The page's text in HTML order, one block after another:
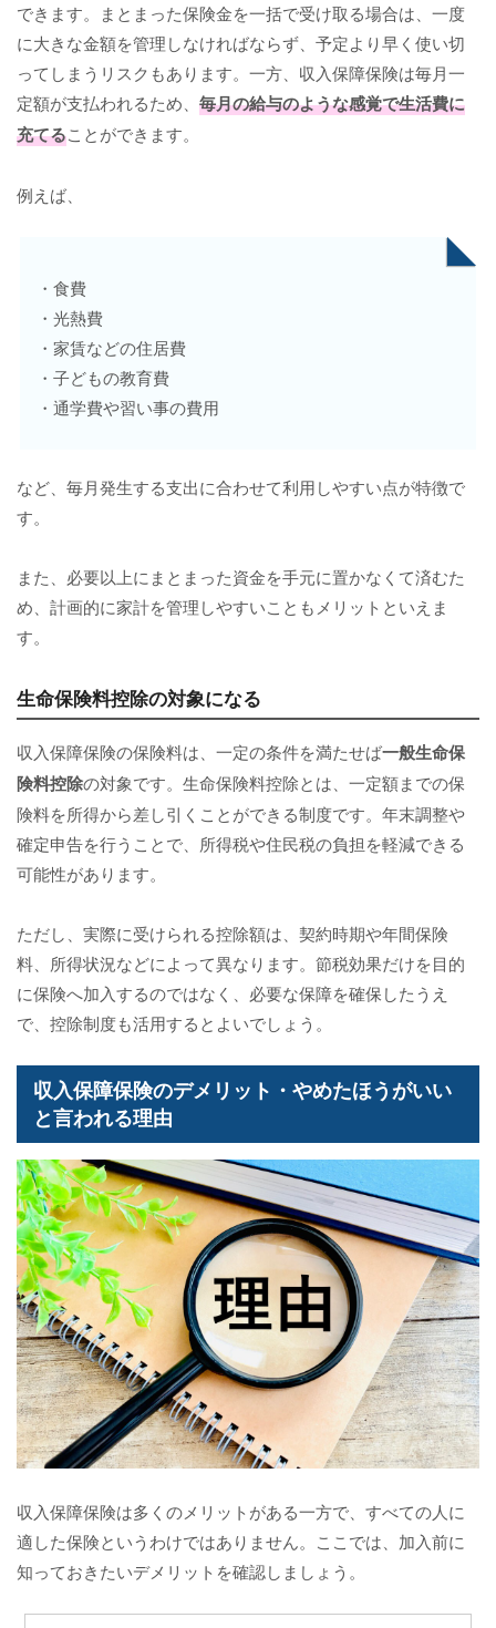
できます。まとまった保険金を一括で受け取る場合は、一度
に大きな金額を管理しなければならず、予定より早く使い切
ってしまうリスクもあります。一方、収入保障保険は毎月一
定額が支払われるため、 毎月の給与のような感覚で生活費に
充てることができます。
例えば、
・食費
・光熱費
・家賃などの住居費
・子どもの教育費
・通学費や習い事の費用
など、毎月発生する支出に合わせて利用しやすい点が特徴で
す。
また、必要以上にまとまった資金を手元に置かなくて済むた
め、計画的に家計を管理しやすいこともメリットといえま
す。
生命保険料控除の対象になる
収入保障保険の保険料は、一定の条件を満たせば一般生命保
険料控除の対象です。生命保険料控除とは、一定額までの保
険料を所得から差し引くことができる制度です。年末調整や
確定申告を行うことで、所得税や住民税の負担を軽減できる
可能性があります。
ただし、実際に受けられる控除額は、契約時期や年間保険
料、所得状況などによって異なります。節税効果だけを目的
に保険へ加入するのではなく、必要な保障を確保したうえ
で、控除制度も活用するとよいでしょう。
収入保障保険のデメリット・やめたほうがいい
と言われる理由
収入保障保険は多くのメリットがある一方で、すべての人に
適した保険というわけではありません。ここでは、加入前に
知っておきたいデメリットを確認しましょう。